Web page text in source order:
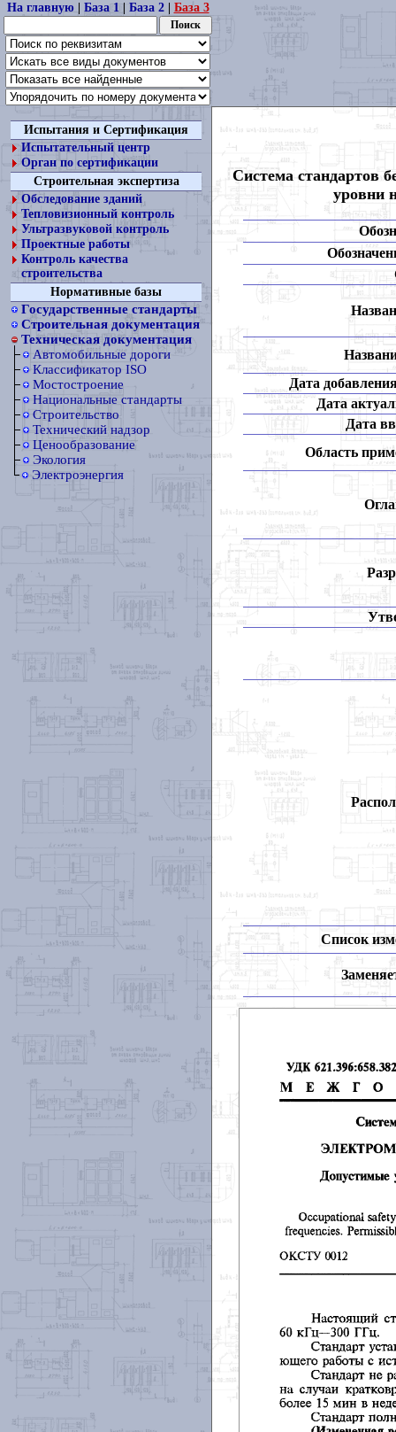
На главную| База 1| База 2| База 3
Испытания и Сертификация
Испытательный центр
Орган по сертификации
Строительная экспертиза
Обследование зданий
Тепловизионный контроль
Ультразвуковой контроль
Проектные работы
Контроль качества
строительства
Нормативные базы
Государственные стандарты
Строительная документация
Техническая документация
Автомобильные дороги
Классификатор ISO
Мостостроение
Национальные стандарты
Строительство
Технический надзор
Ценообразование
Экология
Электроэнергия
Система стандартов
уровни
Дата
Дата
Дата
Область
Список